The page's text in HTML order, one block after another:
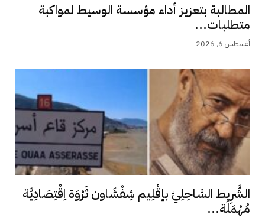
المطالبة بتعزيز أداء مؤسسة الوسيط لمواكبة
متطلبات...
أغسطس 6, 2026
الشَّرِيط السَّاحِلِيّ بإقْلِيم شِفْشَاون ثَرْوَة اِقْتِصَادِيَّة
مُهْمَلَة...